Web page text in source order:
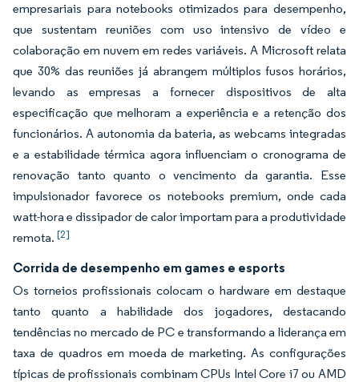
empresariais para notebooks otimizados para desempenho,
que sustentam reuniões com uso intensivo de vídeo e
colaboração em nuvem em redes variáveis. A Microsoft relata
que 30% das reuniões já abrangem múltiplos fusos horários,
levando as empresas a fornecer dispositivos de alta
especificação que melhoram a experiência e a retenção dos
funcionários. A autonomia da bateria, as webcams integradas
e a estabilidade térmica agora influenciam o cronograma de
renovação tanto quanto o vencimento da garantia. Esse
impulsionador favorece os notebooks premium, onde cada
watt-hora e dissipador de calor importam para a produtividade
remota. [2]
Corrida de desempenho em games e esports
Os torneios profissionais colocam o hardware em destaque
tanto quanto a habilidade dos jogadores, destacando
tendências no mercado de PC e transformando a liderança em
taxa de quadros em moeda de marketing. As configurações
típicas de profissionais combinam CPUs Intel Core i7 ou AMD